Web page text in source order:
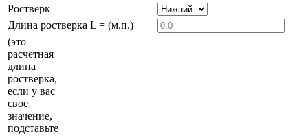
Ростверк
Длина ростверка L = (м.п.)
(это
расчетная
длина
ростверка,
если у вас
свое
значение,
подставьте